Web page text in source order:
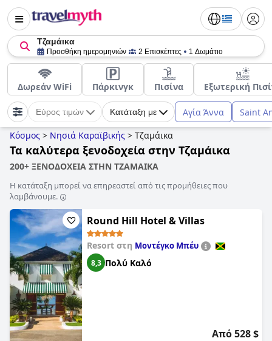
Τζαμάικα
Προσθήκη ημερομηνιών 2 Επισκέπτες 1 Δωμάτιο
Δωρεάν WiFi Πάρκινγκ Πισίνα Εξωτερική
Εύρος τιμών Κατάταξη με Αγία Άννα Saint
Κόσμος > Νησιά Καραϊβικής > Τζαμάικα
Τα καλύτερα ξενοδοχεία στην Τζαμάικα
200+ ΞΕΝΟΔΟΧΕΙΑ ΣΤΗΝ ΤΖΑΜΑΙΚΑ
Η κατάταξη μπορεί να επηρεαστεί από τις προμήθειες που
λαμβάνουμε.
Round Hill Hotel & Villas
Resort στη Μοντέγκο Μπέυ
8,3 Πολύ Καλό
Από 528 $